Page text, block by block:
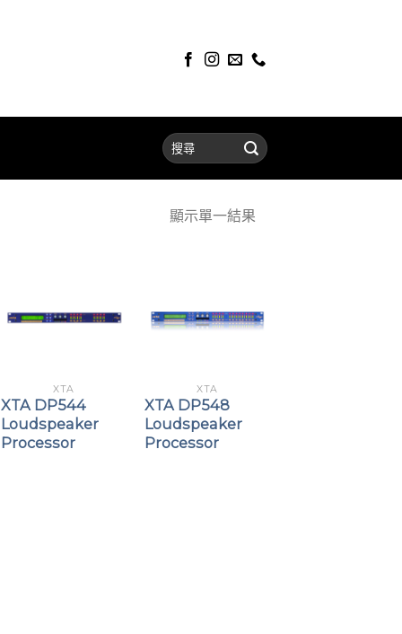
顯示單一結果
XTA
XTA DP544
Loudspeaker
Processor
XTA
XTA DP548
Loudspeaker
Processor